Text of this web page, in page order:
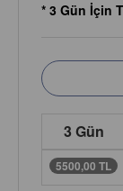
* 3 Gün İçin
3 Gün
5500,00 TL